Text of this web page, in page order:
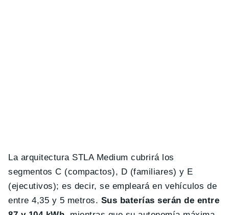
La arquitectura STLA Medium cubrirá los
segmentos C (compactos), D (familiares) y E
(ejecutivos); es decir, se empleará en vehículos de
entre 4,35 y 5 metros. Sus baterías serán de entre